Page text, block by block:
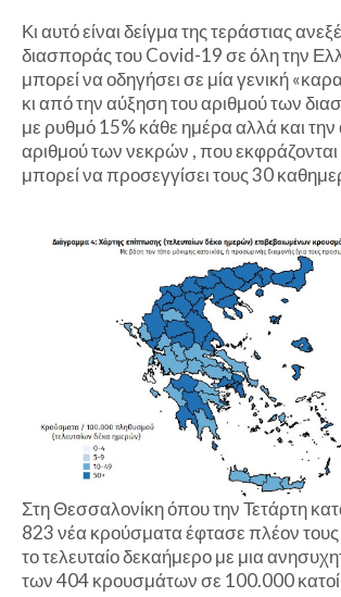
Κι αυτό είναι δείγμα της τεράστιας
διασποράς του Covid-19 σε όλη την
μπορεί να οδηγήσει σε μία γενική
κι από την αύξηση του αριθμού των
με ρυθμό 15% κάθε ημέρα αλλά και
αριθμού των νεκρών , που εκφράζονται
μπορεί να προσεγγίσει τους 30
Στη Θεσσαλονίκη όπου την Τετάρτη
823 νέα κρούσματα έφτασε πλέον
το τελευταίο δεκαήμερο με μια
των 404 κρουσμάτων σε 100.000